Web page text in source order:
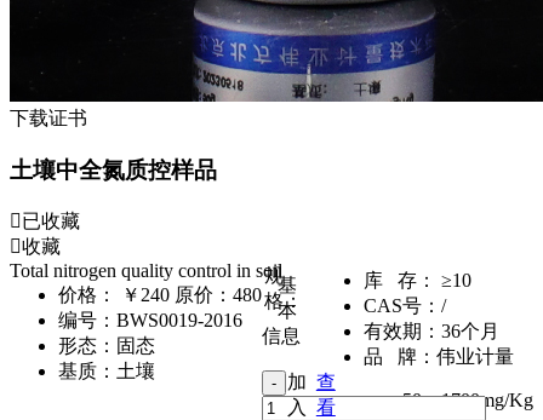
下载证书
土壤中全氮质控样品
已收藏
收藏
Total nitrogen quality control in soil
价格：
￥240 原价：480
编号： BWS0019-2016
形态： 固态
基质： 土壤
库 存：
≥10
CAS号： /
有效期： 36个月
品 牌： 伟业计量
规
格：
50g,1700mg/Kg
加
入
查
看
基
本
信息